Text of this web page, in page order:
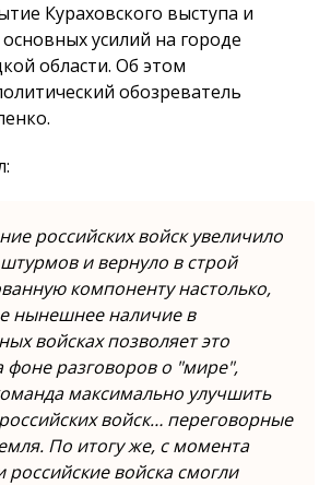
Кураховского выступа и
усилий на городе
области. Об этом
обозреватель
российских войск увеличило
и вернуло в строй
компоненту настолько,
нынешнее наличие в
войсках позволяет это
фоне разговоров о "мире",
максимально улучшить
войск… переговорные
По итогу же, с момента
российские войска смогли